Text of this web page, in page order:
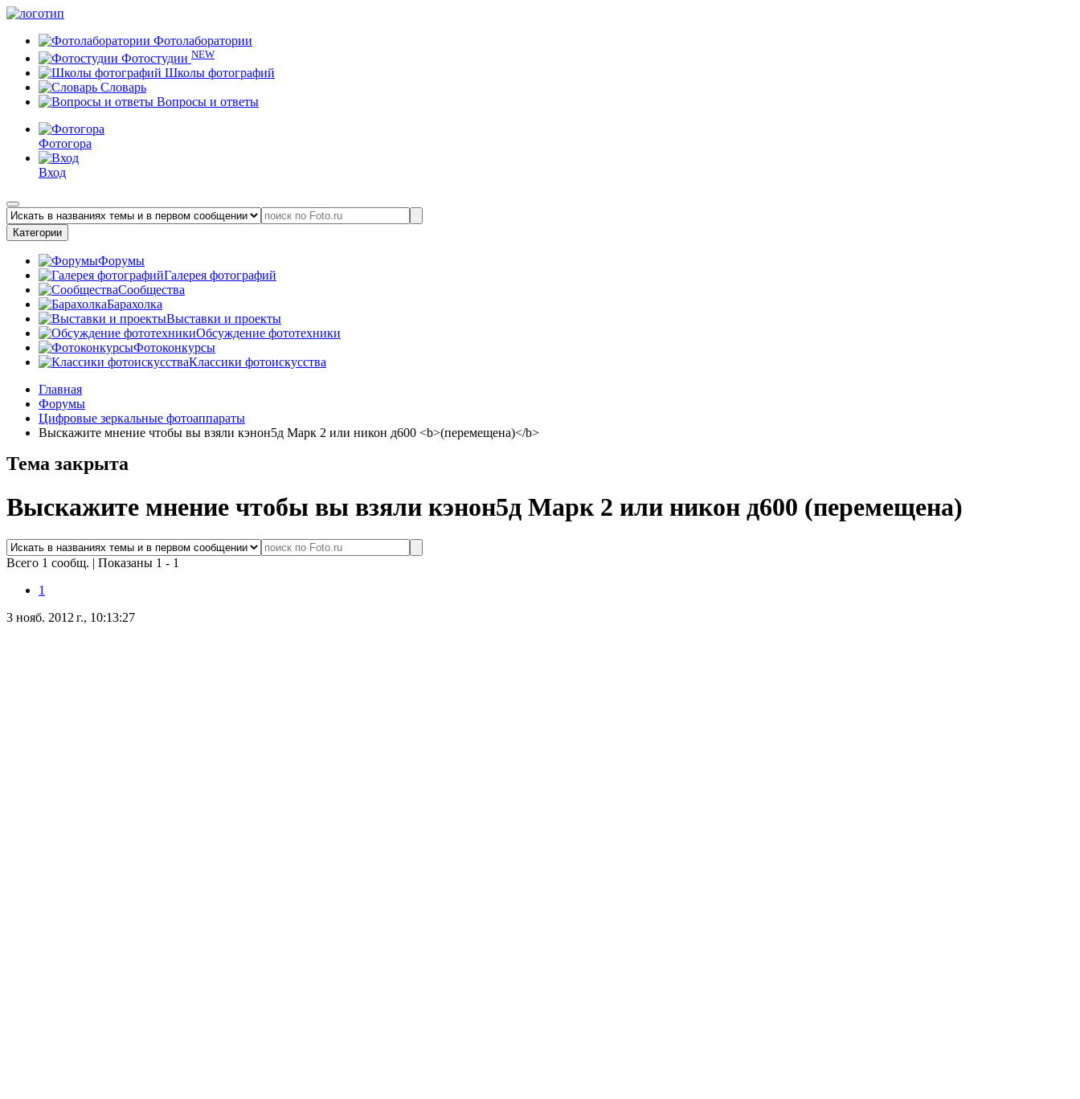
Фотолаборатории
Фотостудии NEW
Школы фотографий
Словарь
Вопросы и ответы
Фотогора
Вход
Категории
Форумы
Галерея фотографий
Сообщества
Барахолка
Выставки и проекты
Обсуждение фототехники
Фотоконкурсы
Классики фотоискусства
Главная
Форумы
Цифровые зеркальные фотоаппараты
Выскажите мнение чтобы вы взяли кэнон5д Марк 2 или никон д600 <b>(перемещена)</b>
Тема закрыта
Выскажите мнение чтобы вы взяли кэнон5д Марк 2 или никон д600 (перемещена)
Всего 1 сообщ. | Показаны 1 - 1
1
3 нояб. 2012 г., 10:13:27